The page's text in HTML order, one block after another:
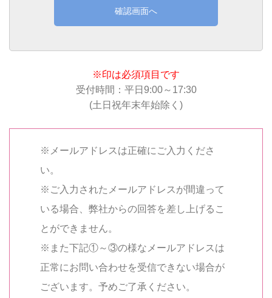
確認画面へ
※印は必須項目です
受付時間：平日9:00～17:30
(土日祝年末年始除く)
※メールアドレスは正確にご入力くださ
い。
※ご入力されたメールアドレスが間違って
いる場合、弊社からの回答を差し上げるこ
とができません。
※また下記①～③の様なメールアドレスは
正常にお問い合わせを受信できない場合が
ございます。予めご了承ください。